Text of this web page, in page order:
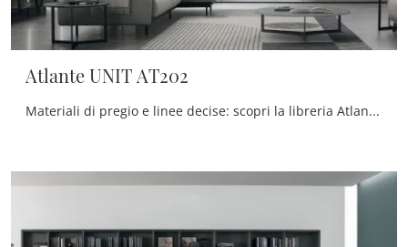
Atlante UNIT AT202
Materiali di pregio e linee decise: scopri la libreria Atlante UNIT AT202 di Tomasella tra le più originali Librerie moderne a muro.